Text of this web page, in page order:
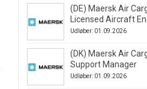
(DE) Maersk Air
Licensed Aircraft
Udløber: 01.09.2026
(DK) Maersk Air
Support Manager
Udløber: 01.09.2026